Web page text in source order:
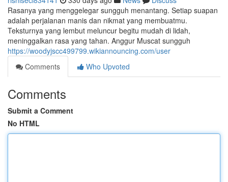
Rasanya yang menggelegar sungguh menantang. Setiap suapan
adalah perjalanan manis dan nikmat yang membuatmu.
Teksturnya yang lembut meluncur begitu mudah di lidah,
meninggalkan rasa yang tahan. Anggur Muscat sungguh
https://woodyjscc499799.wikiannouncing.com/user
Comments
Who Upvoted
Comments
Submit a Comment
No HTML